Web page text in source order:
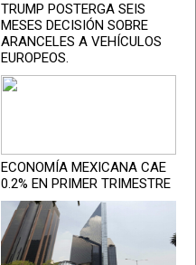
TRUMP POSTERGA SEIS
MESES DECISIÓN SOBRE
ARANCELES A VEHÍCULOS
EUROPEOS.
ECONOMÍA MEXICANA CAE
0.2% EN PRIMER TRIMESTRE